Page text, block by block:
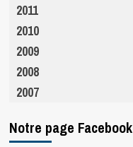
2011
2010
2009
2008
2007
Notre page Facebook